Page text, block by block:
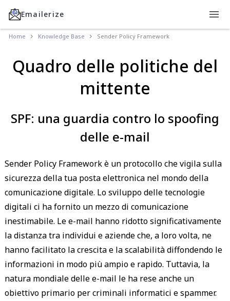
Emailerize
Home Knowledge Base Sender Policy Framework
Quadro delle politiche del
mittente
SPF: una guardia contro lo spoofing
delle e-mail
Sender Policy Framework è un protocollo che vigila sulla
sicurezza della tua posta elettronica nel mondo della
comunicazione digitale. Lo sviluppo delle tecnologie
digitali ci ha fornito un mezzo di comunicazione
inestimabile. Le e-mail hanno ridotto significativamente
la distanza tra individui e aziende che, a loro volta, ne
hanno facilitato la crescita e la scalabilità diffondendo le
informazioni in modo più ampio e rapido. Tuttavia, la
natura mondiale delle e-mail le ha rese anche un
obiettivo primario per criminali informatici e spammer.